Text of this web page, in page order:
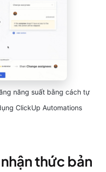
năng suất bằng cách tự
ClickUp Automations
thức bản